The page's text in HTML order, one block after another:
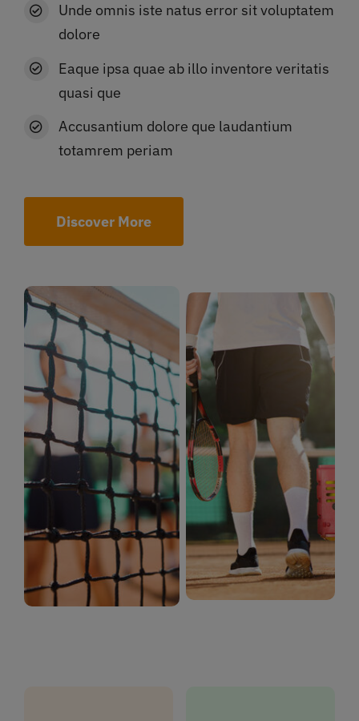
Unde omnis iste natus error sit voluptatem
dolore
Eaque ipsa quae ab illo inventore veritatis
quasi que
Accusantium dolore que laudantium
totamrem periam
Discover More